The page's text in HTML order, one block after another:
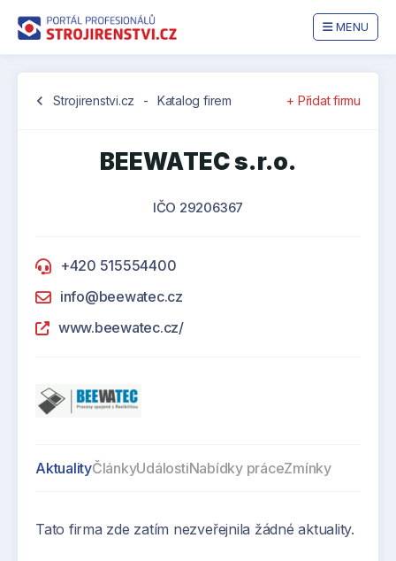
MENU
chevron_left Strojirenstvi.cz - Katalog firem + Přidat firmu
BEEWATEC s.r.o.
IČO 29206367
+420 515554400
info@beewatec.cz
www.beewatec.cz/
AktualityČlánkyUdálostiNabídky práceZmínky
Tato firma zde zatím nezveřejnila žádné aktuality.